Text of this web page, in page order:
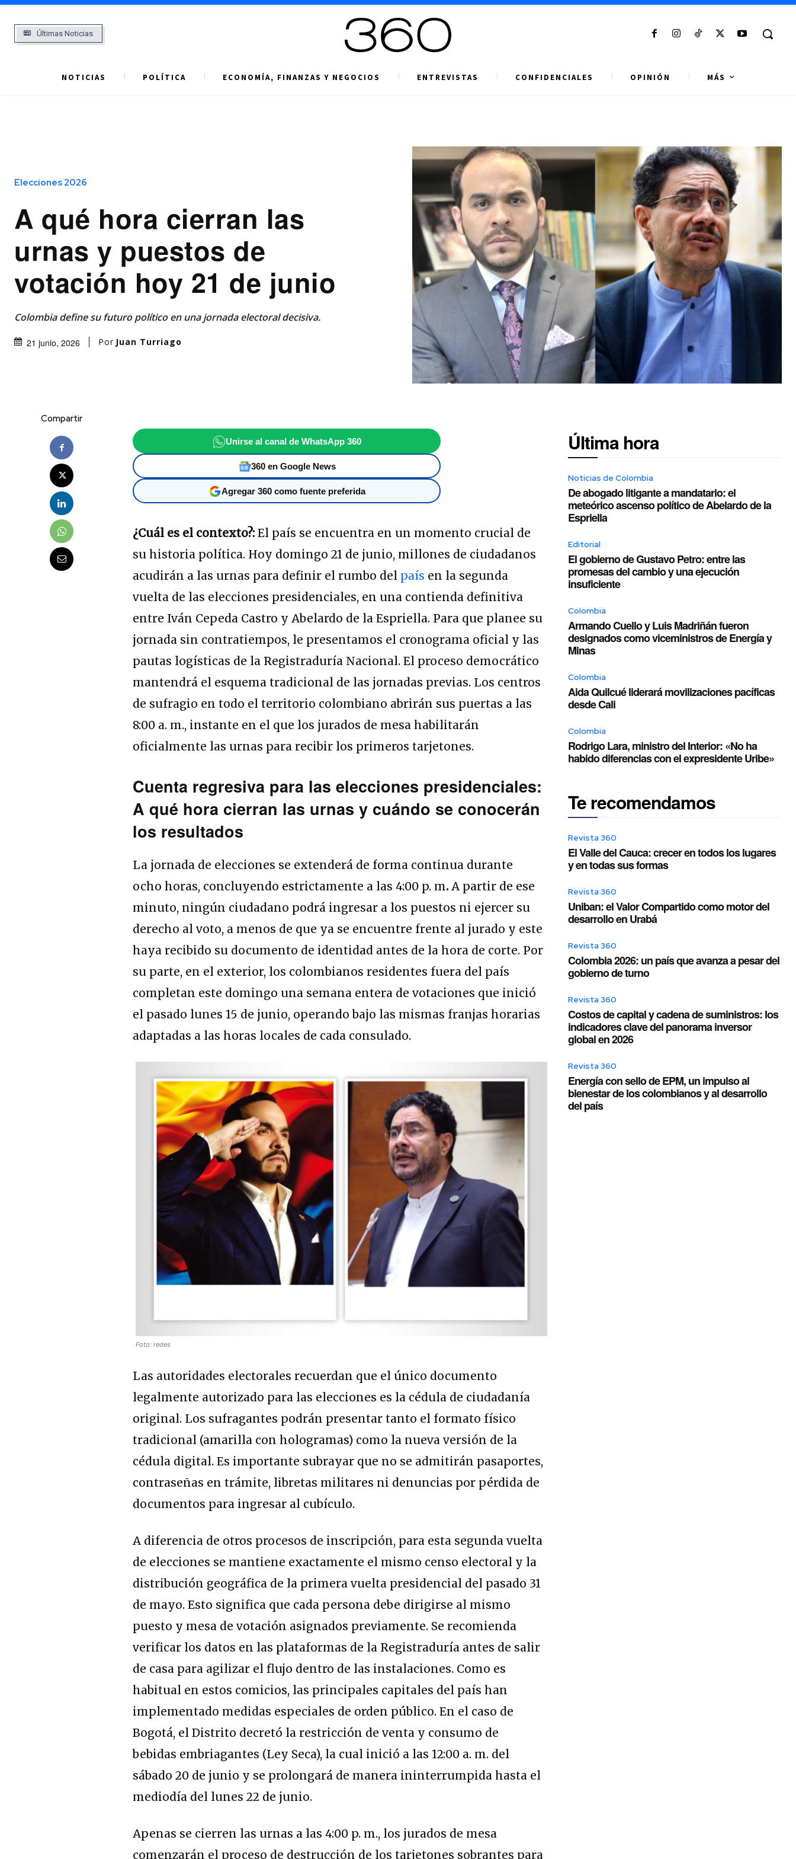
Últimas Noticias
NOTICIAS POLÍTICA ECONOMÍA, FINANZAS Y NEGOCIOS ENTREVISTAS CONFIDENCIALES OPINIÓN MÁS
Elecciones 2026
A qué hora cierran las
urnas y puestos de
votación hoy 21 de junio
Colombia define su futuro político en una jornada electoral decisiva.
21 junio, 2026 Por Juan Turriago
Compartir
Unirse al canal de WhatsApp 360
360 en Google News
Agregar 360 como fuente preferida
¿Cuál es el contexto?: El país se encuentra en un momento crucial de
su historia política. Hoy domingo 21 de junio, millones de ciudadanos
acudirán a las urnas para definir el rumbo del país en la segunda
vuelta de las elecciones presidenciales, en una contienda definitiva
entre Iván Cepeda Castro y Abelardo de la Espriella. Para que planee su
jornada sin contratiempos, le presentamos el cronograma oficial y las
pautas logísticas de la Registraduría Nacional. El proceso democrático
mantendrá el esquema tradicional de las jornadas previas. Los centros
de sufragio en todo el territorio colombiano abrirán sus puertas a las
8:00 a. m., instante en el que los jurados de mesa habilitarán
oficialmente las urnas para recibir los primeros tarjetones.
Cuenta regresiva para las elecciones presidenciales:
A qué hora cierran las urnas y cuándo se conocerán
los resultados
La jornada de elecciones se extenderá de forma continua durante
ocho horas, concluyendo estrictamente a las4:00 p. m. A partir de ese
minuto, ningún ciudadano podrá ingresar a los puestos ni ejercer su
derecho al voto, a menos de que ya se encuentre frente al jurado y este
haya recibido su documento de identidad antes de la hora de corte. Por
su parte, en el exterior, los colombianos residentes fuera del país
completan este domingo una semana entera de votaciones que inició
el pasado lunes 15 de junio, operando bajo las mismas franjas horarias
adaptadas a las horas locales de cada consulado.
Foto: redes
Las autoridades electorales recuerdan que el único documento
legalmente autorizado para las elecciones es la cédula de ciudadanía
original. Los sufragantes podrán presentar tanto el formato físico
tradicional (amarilla con hologramas) como la nueva versión de la
cédula digital. Es importante subrayar que no se admitirán pasaportes,
contraseñas en trámite, libretas militares ni denuncias por pérdida de
documentos para ingresar al cubículo.
A diferencia de otros procesos de inscripción, para esta segunda vuelta
de elecciones se mantiene exactamente el mismo censo electoral y la
distribución geográfica de la primera vuelta presidencial del pasado 31
de mayo. Esto significa que cada persona debe dirigirse al mismo
puesto y mesa de votación asignados previamente. Se recomienda
verificar los datos en las plataformas de la Registraduría antes de salir
de casa para agilizar el flujo dentro de las instalaciones. Como es
habitual en estos comicios, las principales capitales del país han
implementado medidas especiales de orden público.En el caso de
Bogotá, el Distrito decretó la restricción de venta y consumo de
bebidas embriagantes (Ley Seca), la cual inició a las 12:00 a. m. del
sábado 20 de junio y se prolongará de manera ininterrumpida hasta el
mediodía del lunes 22 de junio.
Apenas se cierren las urnas a las 4:00 p. m., los jurados de mesa
comenzarán el proceso de destrucción de los tarjetones sobrantes para
Última hora
Noticias de Colombia
De abogado litigante a mandatario: el
meteórico ascenso político de Abelardo de la
Espriella
Editorial
El gobierno de Gustavo Petro: entre las
promesas del cambio y una ejecución
insuficiente
Colombia
Armando Cuello y Luis Madriñán fueron
designados como viceministros de Energía y
Minas
Colombia
Aida Quilcué liderará movilizaciones pacíficas
desde Cali
Colombia
Rodrigo Lara, ministro del Interior: «No ha
habido diferencias con el expresidente Uribe»
Te recomendamos
Revista 360
El Valle del Cauca: crecer en todos los lugares
y en todas sus formas
Revista 360
Uniban: el Valor Compartido como motor del
desarrollo en Urabá
Revista 360
Colombia 2026: un país que avanza a pesar del
gobierno de turno
Revista 360
Costos de capital y cadena de suministros: los
indicadores clave del panorama inversor
global en 2026
Revista 360
Energía con sello de EPM, un impulso al
bienestar de los colombianos y al desarrollo
del país